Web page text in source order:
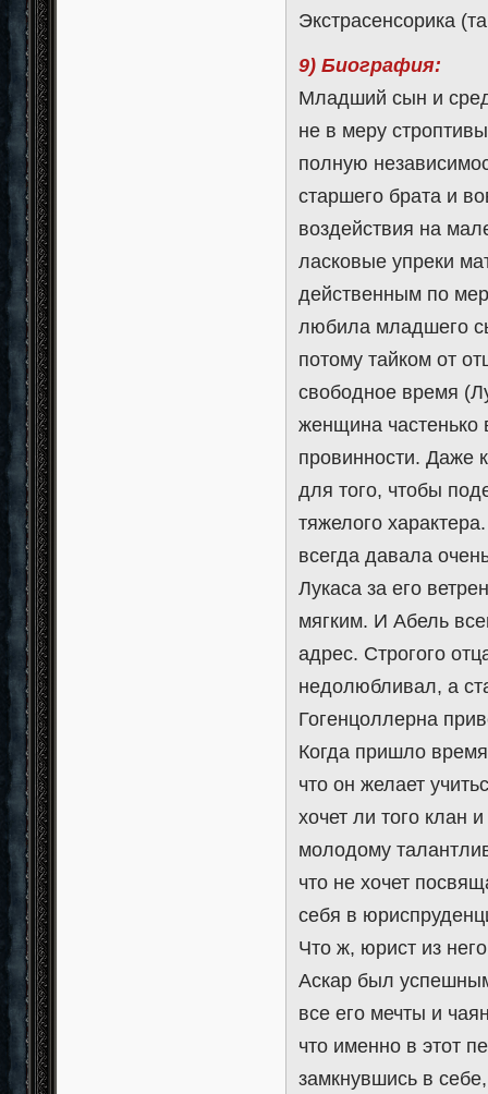
Экстрасенсорика
9) Биография:
Младший сын и
не в меру
полную
старшего брата и
воздействия на
ласковые упреки
действенным по
любила младшего
потому тайком от
свободное время
женщина частенько
провинности. Даже
для того, чтобы
тяжелого
всегда давала
Лукаса за его
мягким. И Абель
адрес. Строгого
недолюбливал, а
Гогенцоллерна
Когда пришло
что он желает
хочет ли того клан
молодому
что не хочет
себя в
Что ж, юрист из
Аскар был
все его мечты и
что именно в этот
замкнувшись в